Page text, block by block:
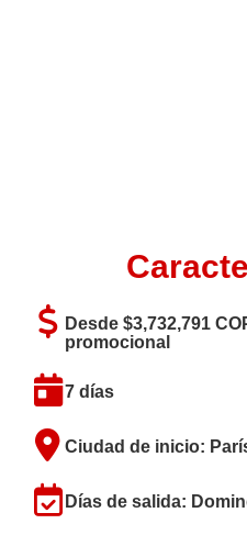
Desde $3,732,791
promocional
7 días
Ciudad de inicio:
Días de salida: